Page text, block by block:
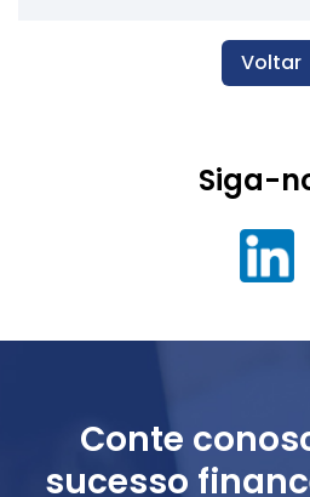
Voltar
Siga-
Conte
sucesso